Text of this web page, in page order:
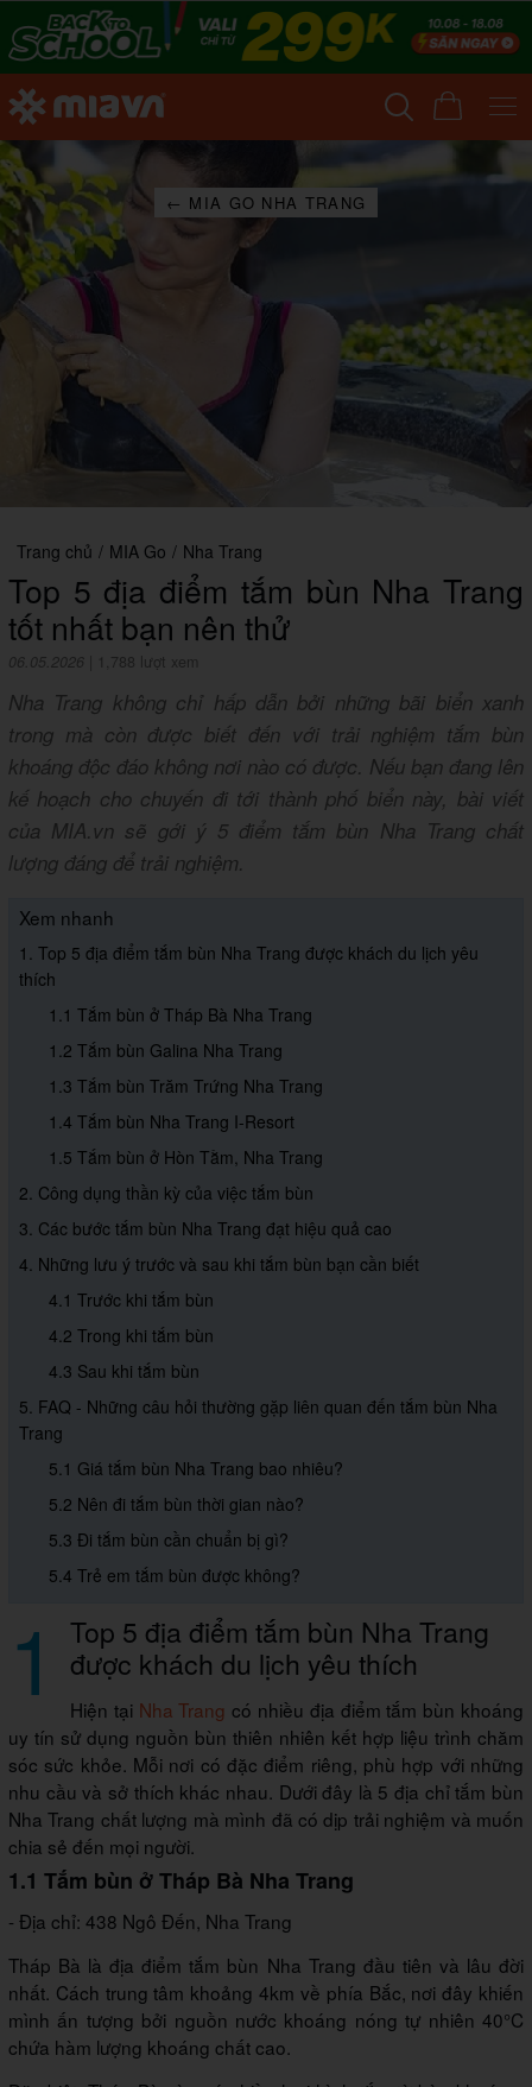
← MIA GO NHA TRANG
Trang chủ / MIA Go / Nha Trang
Top 5 địa điểm tắm bùn Nha Trang
tốt nhất bạn nên thử
06.05.2026 1,788 lượt xem
Nha Trang không chỉ hấp dẫn bởi những bãi biển xanh
trong mà còn được biết đến với trải nghiệm tắm bùn
khoáng độc đáo không nơi nào có được. Nếu bạn đang lên
kế hoạch cho chuyến đi tới thành phố biển này, bài viết
của MIA.vn sẽ gới ý 5 điểm tắm bùn Nha Trang chất
lượng đáng để trải nghiệm.
Xem nhanh
1. Top 5 địa điểm tắm bùn Nha Trang được khách du lịch yêu
thích
1.1 Tắm bùn ở Tháp Bà Nha Trang
1.2 Tắm bùn Galina Nha Trang
1.3 Tắm bùn Trăm Trứng Nha Trang
1.4 Tắm bùn Nha Trang I-Resort
1.5 Tắm bùn ở Hòn Tằm, Nha Trang
2. Công dụng thần kỳ của việc tắm bùn
3. Các bước tắm bùn Nha Trang đạt hiệu quả cao
4. Những lưu ý trước và sau khi tắm bùn bạn cần biết
4.1 Trước khi tắm bùn
4.2 Trong khi tắm bùn
4.3 Sau khi tắm bùn
5. FAQ - Những câu hỏi thường gặp liên quan đến tắm bùn Nha
Trang
5.1 Giá tắm bùn Nha Trang bao nhiêu?
5.2 Nên đi tắm bùn thời gian nào?
5.3 Đi tắm bùn cần chuẩn bị gì?
5.4 Trẻ em tắm bùn được không?
1 Top 5 địa điểm tắm bùn Nha Trang
được khách du lịch yêu thích
Hiện tại Nha Trang có nhiều địa điểm tắm bùn khoáng
uy tín sử dụng nguồn bùn thiên nhiên kết hợp liệu trình chăm
sóc sức khỏe. Mỗi nơi có đặc điểm riêng, phù hợp với những
nhu cầu và sở thích khác nhau. Dưới đây là 5 địa chỉ tắm bùn
Nha Trang chất lượng mà mình đã có dịp trải nghiệm và muốn
chia sẻ đến mọi người.
1.1 Tắm bùn ở Tháp Bà Nha Trang
- Địa chỉ: 438 Ngô Đến, Nha Trang
Tháp Bà là địa điểm tắm bùn Nha Trang đầu tiên và lâu đời
nhất. Cách trung tâm khoảng 4km về phía Bắc, nơi đây khiến
mình ấn tượng bởi nguồn nước khoáng nóng tự nhiên 40°C
chứa hàm lượng khoáng chất cao.